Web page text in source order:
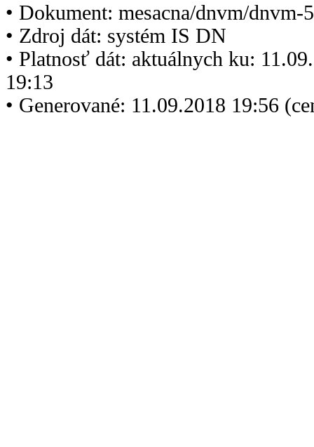
• Dokument: mesacna/dnvm/dnvm-
• Zdroj dát: systém IS DN
• Platnosť dát: aktuálnych ku:
19:13
• Generované: 11.09.2018 19:56